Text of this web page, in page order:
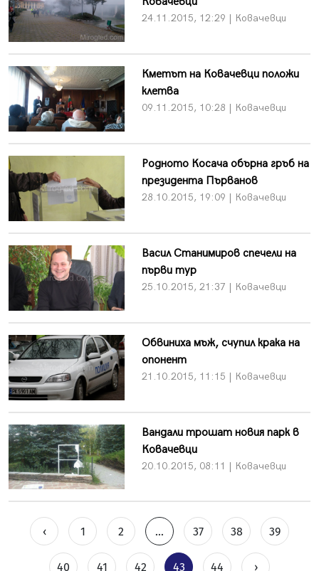
24.11.2015, 12:29 | Ковачевци
Кметът на Ковачевци положи
клетва
09.11.2015, 10:28 | Ковачевци
Родното Косача обърна гръб на
президента Първанов
28.10.2015, 19:09 | Ковачевци
Васил Станимиров спечели на
първи тур
25.10.2015, 21:37 | Ковачевци
Обвиниха мъж, счупил крака на
опонент
21.10.2015, 11:15 | Ковачевци
Вандали трошат новия парк в
Ковачевци
20.10.2015, 08:11 | Ковачевци
‹ 1 2 ... 37 38 39
40 41 42 43 44 ›